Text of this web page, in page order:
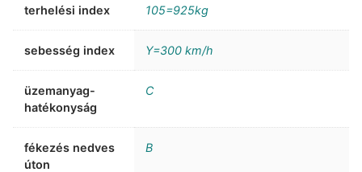
terhelési index 105=925kg
sebesség index Y=300 km/h
üzemanyag-
hatékonyság
C
fékezés nedves
úton
B